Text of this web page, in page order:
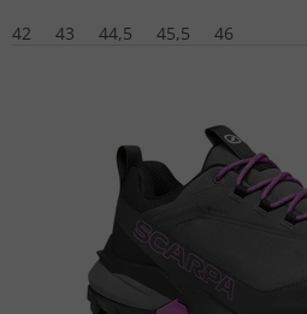
42
43 44,5 45,5 46